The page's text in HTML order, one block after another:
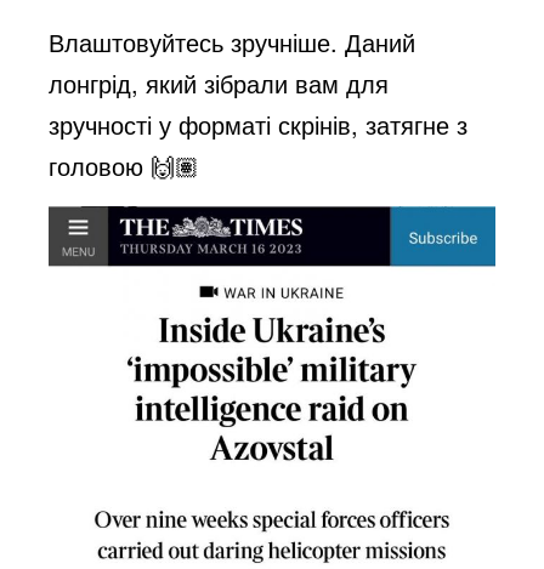
Влаштовуйтесь зручніше. Даний
лонгрід, який зібрали вам для
зручності у форматі скрінів, затягне з
головою 🙌🏽